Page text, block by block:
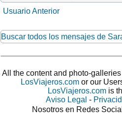
Usuario Anterior
Buscar todos los mensajes de
All the content and photo-
LosViajeros.com or our
LosViajeros.com is
Aviso Legal -
Nosotros en Redes